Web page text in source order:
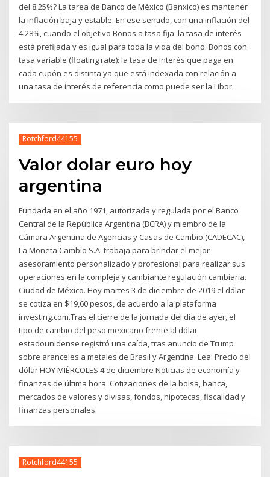
del 8.25%? La tarea de Banco de México (Banxico) es mantener
la inflación baja y estable. En ese sentido, con una inflación del
4.28%, cuando el objetivo Bonos a tasa fija: la tasa de interés
está prefijada y es igual para toda la vida del bono. Bonos con
tasa variable (floating rate): la tasa de interés que paga en
cada cupón es distinta ya que está indexada con relación a
una tasa de interés de referencia como puede ser la Libor.
Rotchford44155
Valor dolar euro hoy
argentina
Fundada en el año 1971, autorizada y regulada por el Banco
Central de la República Argentina (BCRA) y miembro de la
Cámara Argentina de Agencias y Casas de Cambio (CADECAC),
La Moneta Cambio S.A. trabaja para brindar el mejor
asesoramiento personalizado y profesional para realizar sus
operaciones en la compleja y cambiante regulación cambiaria.
Ciudad de México. Hoy martes 3 de diciembre de 2019 el dólar
se cotiza en $19,60 pesos, de acuerdo a la plataforma
investing.com.Tras el cierre de la jornada del día de ayer, el
tipo de cambio del peso mexicano frente al dólar
estadounidense registró una caída, tras anuncio de Trump
sobre aranceles a metales de Brasil y Argentina. Lea: Precio del
dólar HOY MIÉRCOLES 4 de diciembre Noticias de economía y
finanzas de última hora. Cotizaciones de la bolsa, banca,
mercados de valores y divisas, fondos, hipotecas, fiscalidad y
finanzas personales.
Rotchford44155